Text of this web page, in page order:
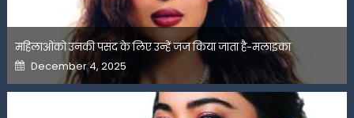
महिलाओंको उनकी पसंद के लिए उन्हें जज किया जाता है-मलाइका
Posted
on
December 4, 2025